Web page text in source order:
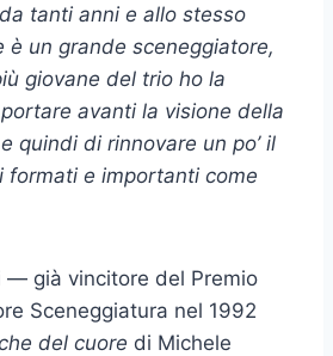
tanti anni e allo stesso
è un grande sceneggiatore,
giovane del trio ho la
avanti la visione della
quindi di rinnovare un po’ il
formati e importanti come
— già vincitore del Premio
Sceneggiatura nel 1992
del cuore di Michele